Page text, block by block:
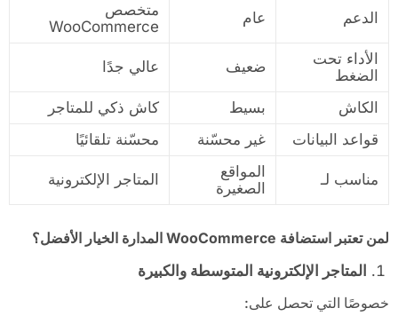
الدعم عام
متخصص
WooCommerce
الأداء تحت
الضغط
ضعيف عالي جدًا
الكاش بسيط
كاش ذكي للمتاجر
قواعد البيانات
غير محسّنة محسّنة تلقائيًا
مناسب لـ
المواقع
الصغيرة
المتاجر الإلكترونية
لمن تعتبر استضافة
المدارة الخيار الأفضل؟
المتاجر الإلكترونية المتوسطة والكبيرة
خصوصًا التي تحصل على: